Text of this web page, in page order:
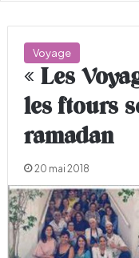
Voyage
« Les
les ftours
ramadan
20 mai 2018